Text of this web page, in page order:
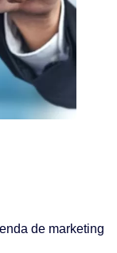
de marketing